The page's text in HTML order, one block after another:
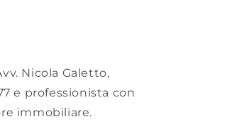
Nicola Galetto,
e professionista con
immobiliare.